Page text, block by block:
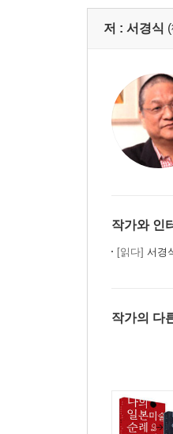
루쩨른음악제
트립셴 산책
귀에는 눈꺼풀이
죽음으로 가는
죽음으로 가는
에필로그 - 잘츠
나와 F가 뽑은 '
옮긴이의 말
저 : 서경식
작가와 인
[읽다] 서경
작가의 다